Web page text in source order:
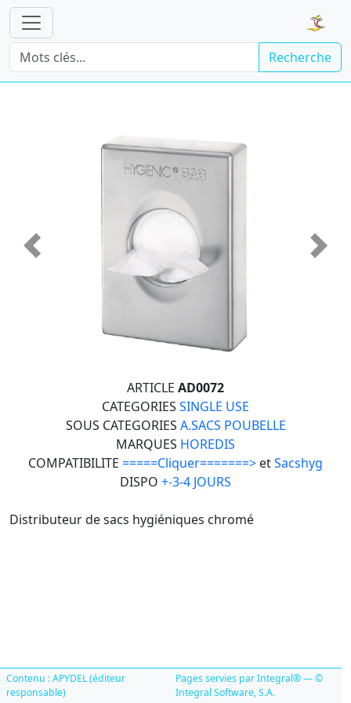
Recherche
Précédente
ARTICLE AD0072
CATEGORIES SINGLE USE
SOUS CATEGORIES A.SACS POUBELLE
MARQUES HOREDIS
COMPATIBILITE =====Cliquer=======> etSacshyg
DISPO +-3-4 JOURS
Distributeur de sacs hygiéniques chromé
Contenu : APYDEL (éditeur
responsable)
Pages servies par Integral® — ©
Integral Software, S.A.